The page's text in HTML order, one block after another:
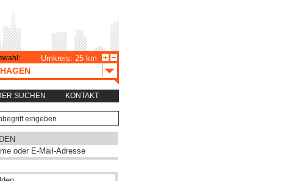
SUCHEN KONTAKT
Umkreis: 25 km